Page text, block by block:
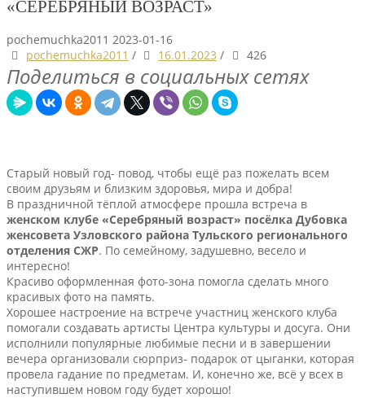
«СЕРЕБРЯНЫЙ ВОЗРАСТ»
pochemuchka2011 2023-01-16
pochemuchka2011 / 16.01.2023 / 426
Поделиться в социальных сетях
Старый новый год- повод, чтобы ещё раз пожелать всем
своим друзьям и близким здоровья, мира и добра!
В праздничной тёплой атмосфере прошла встреча в
женском клубе «Серебряный возраст» посёлка Дубовка
женсовета Узловского района Тульского регионального
отделения СЖР. По семейному, задушевно, весело и
интересно!
Красиво оформленная фото-зона помогла сделать много
красивых фото на память.
Хорошее настроение на встрече участниц женского клуба
помогали создавать артисты Центра культуры и досуга. Они
исполнили популярные любимые песни и в завершении
вечера организовали сюрприз- подарок от цыганки, которая
провела гадание по предметам. И, конечно же, всё у всех в
наступившем новом году будет хорошо!